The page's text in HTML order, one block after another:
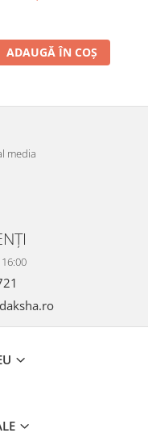
ADAUGĂ ÎN COȘ
media